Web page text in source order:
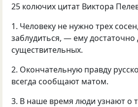
25 колючих цитат Виктора
1. Человеку не нужно трех
заблудиться, — ему достаточно
существительных.
2. Окончательную правду
всегда сообщают матом.
3. В наше время люди узнают о